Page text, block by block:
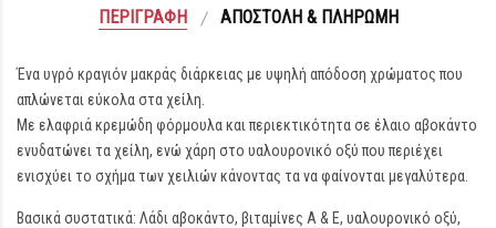
ΠΕΡΙΓΡΑΦΉ ΑΠΟΣΤΟΛΉ & ΠΛΗΡΩΜΉ
Ένα υγρό κραγιόν μακράς διάρκειας με υψηλή απόδοση χρώματος που
απλώνεται εύκολα στα χείλη.
Με ελαφριά κρεμώδη φόρμουλα και περιεκτικότητα σε έλαιο αβοκάντο
ενυδατώνει τα χείλη, ενώ χάρη στο υαλουρονικό οξύ που περιέχει
ενισχύει το σχήμα των χειλιών κάνοντας τα να φαίνονται μεγαλύτερα.
Βασικά συστατικά: Λάδι αβοκάντο, βιταμίνες Α & Ε, υαλουρονικό οξύ,